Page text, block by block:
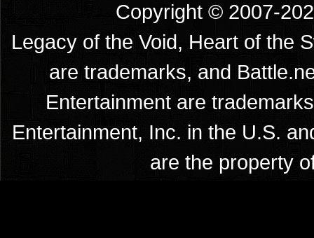
Copyright © 2007-
Legacy of the Void, Heart of the
are trademarks, and
Entertainment are
Entertainment, Inc. in the U.S.
are the property